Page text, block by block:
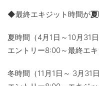
◆最終エキジット時間が
夏時間（4月1日～10月31日
エントリー8:00～最終エ
冬時間（11月1日～ 3月31日